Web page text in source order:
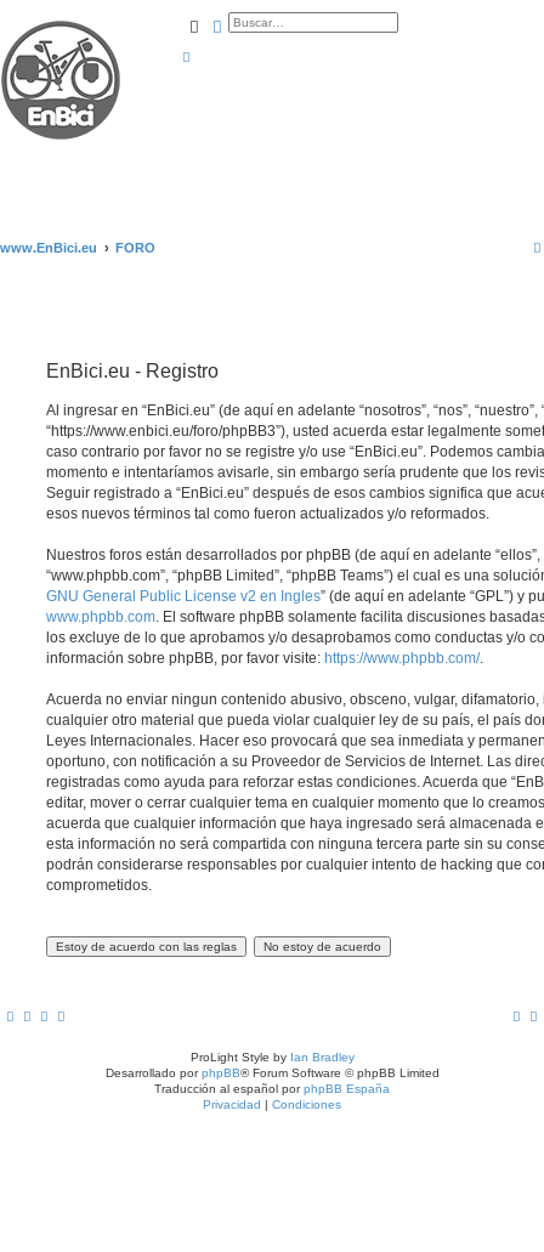
BuscarBúsqueda avanzada
www.EnBici.eu FORO
EnBici.eu - Registro
Al ingresar en “EnBici.eu” (de aquí en adelante “nosotros”, “nos”, “nuestro”,
“https://www.enbici.eu/foro/phpBB3”), usted acuerda estar legalmente
caso contrario por favor no se registre y/o use “EnBici.eu”. Podemos
momento e intentaríamos avisarle, sin embargo sería prudente que los
Seguir registrado a “EnBici.eu” después de esos cambios significa que
esos nuevos términos tal como fueron actualizados y/o reformados.
Nuestros foros están desarrollados por phpBB (de aquí en adelante “ellos”,
“www.phpbb.com”, “phpBB Limited”, “phpBB Teams”) el cual es una
GNU General Public License v2 en Ingles” (de aquí en adelante “GPL”) y
www.phpbb.com . El software phpBB solamente facilita discusiones
los excluye de lo que aprobamos y/o desaprobamos como conductas y/o
información sobre phpBB, por favor visite: https://www.phpbb.com/.
Acuerda no enviar ningun contenido abusivo, obsceno, vulgar,
cualquier otro material que pueda violar cualquier ley de su país, el país
Leyes Internacionales. Hacer eso provocará que sea inmediata y
oportuno, con notificación a su Proveedor de Servicios de Internet. Las
registradas como ayuda para reforzar estas condiciones. Acuerda que
editar, mover o cerrar cualquier tema en cualquier momento que lo
acuerda que cualquier información que haya ingresado será almacenada
esta información no será compartida con ninguna tercera parte sin su
podrán considerarse responsables por cualquier intento de hacking que
comprometidos.
ProLight Style by Ian Bradley
Desarrollado porphpBB® Forum Software © phpBB Limited
Traducción al español porphpBB España
Privacidad | Condiciones